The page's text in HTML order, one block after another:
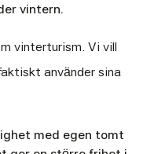
vintern.
vinterturism. Vi vill
använder sina
med egen tomt